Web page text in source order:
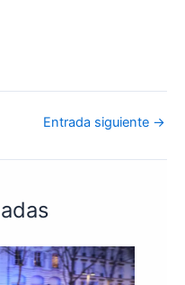
Entrada siguiente →